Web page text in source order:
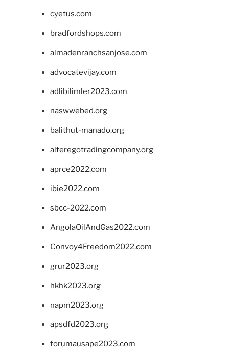
cyetus.com
bradfordshops.com
almadenranchsanjose.com
advocatevijay.com
adlibilimler2023.com
naswwebed.org
balithut-manado.org
alteregotradingcompany.org
aprce2022.com
ibie2022.com
sbcc-2022.com
AngolaOilAndGas2022.com
Convoy4Freedom2022.com
grur2023.org
hkhk2023.org
napm2023.org
apsdfd2023.org
forumausape2023.com